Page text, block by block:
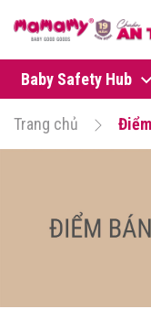
Baby Safety Hub
Trang chủ